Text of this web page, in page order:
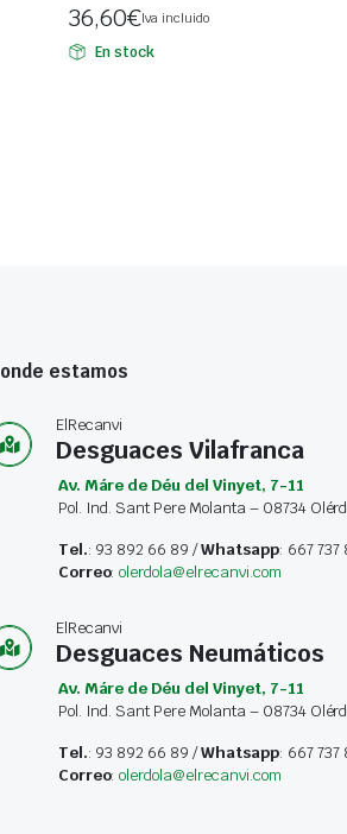
36,60€Iva incluido
En stock
estamos
ElRecanvi
Desguaces Vilafranca
Av. Máre de Déu del Vinyet, 7-11
Pol. Ind. Sant Pere Molanta – 08734
Tel.: 93 892 66 89 /Whatsapp: 667 737
Correo:olerdola@elrecanvi.com
ElRecanvi
Desguaces Neumáticos
Av. Máre de Déu del Vinyet, 7-11
Pol. Ind. Sant Pere Molanta – 08734
Tel.: 93 892 66 89 /Whatsapp: 667 737
Correo:olerdola@elrecanvi.com